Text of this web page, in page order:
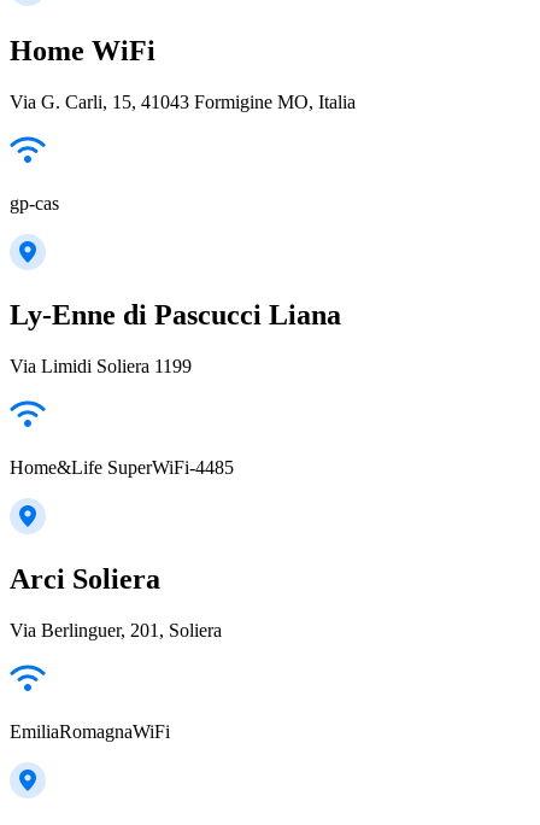
Home WiFi
Via G. Carli, 15, 41043 Formigine MO, Italia
gp-cas
Ly-Enne di Pascucci Liana
Via Limidi Soliera 1199
Home&Life SuperWiFi-4485
Arci Soliera
Via Berlinguer, 201, Soliera
EmiliaRomagnaWiFi